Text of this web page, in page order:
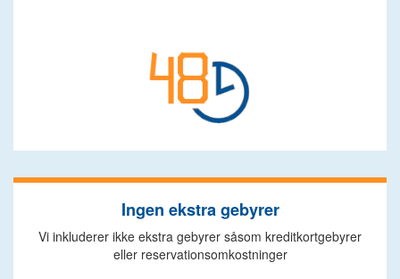
Ingen ekstra gebyrer
Vi inkluderer ikke ekstra gebyrer såsom kreditkortgebyrer
eller reservationsomkostninger